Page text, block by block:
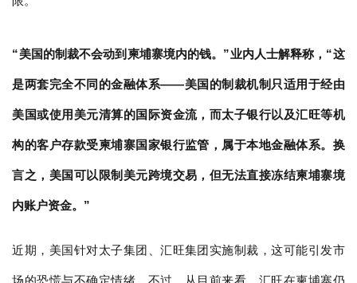
“美国的制裁不会动到柬埔寨境内的钱。”业内人士解释称，“这
是两套完全不同的金融体系——美国的制裁机制只适用于经由
美国或使用美元清算的国际资金流，而太子银行以及汇旺等机
构的客户存款受柬埔寨国家银行监管，属于本地金融体系。换
言之，美国可以限制美元跨境交易，但无法直接冻结柬埔寨境
内账户资金。”
近期，美国针对太子集团、汇旺集团实施制裁，这可能引发市
场的恐慌与不确定情绪。不过，从目前来看，汇旺在柬埔寨仍